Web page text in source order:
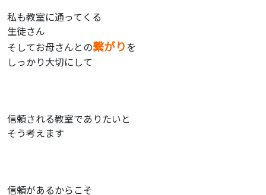
私も教室に通ってくる
生徒さん
そしてお母さんとの繋がりを
しっかり大切にして
信頼される教室でありたいと
そう考えます
信頼があるからこそ